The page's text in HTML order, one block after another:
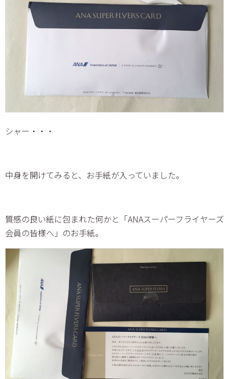
シャー・・・
中身を開けてみると、お手紙が入っていました。
質感の良い紙に包まれた何かと「ANAスーパーフライヤーズ
会員の皆様へ」のお手紙。